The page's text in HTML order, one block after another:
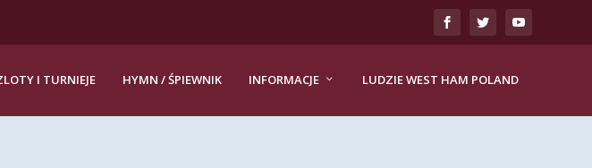
I TURNIEJE HYMN / ŚPIEWNIK INFORMACJE LUDZIE WEST HAM POLAND